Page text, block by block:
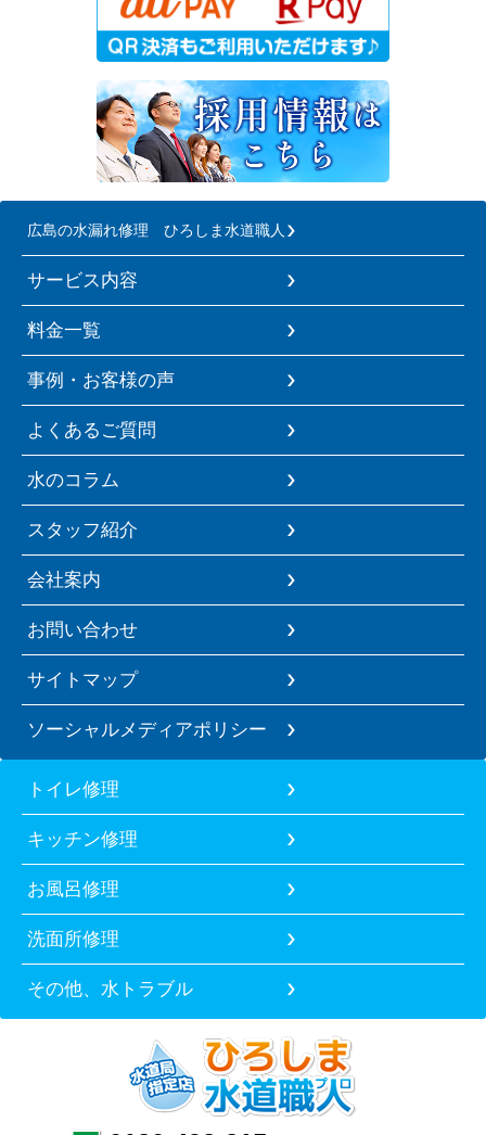
広島の水漏れ修理 ひろしま水道職人
サービス内容
料金一覧
事例・お客様の声
よくあるご質問
水のコラム
スタッフ紹介
会社案内
お問い合わせ
サイトマップ
ソーシャルメディアポリシー
トイレ修理
キッチン修理
お風呂修理
洗面所修理
その他、水トラブル